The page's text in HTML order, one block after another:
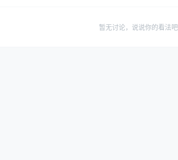
暂无讨论，说说你的看法吧